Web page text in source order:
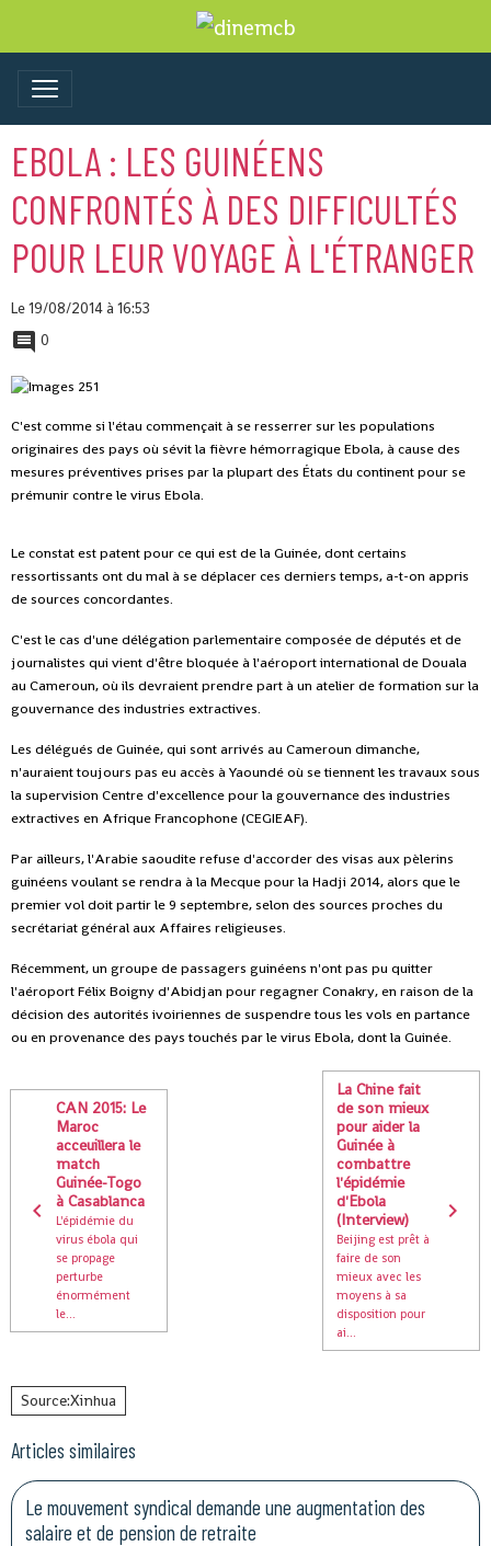
EBOLA : LES GUINÉENS
CONFRONTÉS À DES DIFFICULTÉS
POUR LEUR VOYAGE À L'ÉTRANGER
Le 19/08/2014à 16:53
0
C'est comme si l'étau commençait à se resserrer sur les populations
originaires des pays où sévit la fièvre hémorragique Ebola, à cause des
mesures préventives prises par la plupart des États du continent pour se
prémunir contre le virus Ebola.
Le constat est patent pour ce qui est de la Guinée, dont certains
ressortissants ont du mal à se déplacer ces derniers temps, a-t-on appris
de sources concordantes.
C'est le cas d'une délégation parlementaire composée de députés et de
journalistes qui vient d'être bloquée à l'aéroport international de Douala
au Cameroun, où ils devraient prendre part à un atelier de formation sur la
gouvernance des industries extractives.
Les délégués de Guinée, qui sont arrivés au Cameroun dimanche,
n'auraient toujours pas eu accès à Yaoundé où se tiennent les travaux sous
la supervision Centre d'excellence pour la gouvernance des industries
extractives en Afrique Francophone (CEGIEAF).
Par ailleurs, l'Arabie saoudite refuse d'accorder des visas aux pèlerins
guinéens voulant se rendra à la Mecque pour la Hadji 2014, alors que le
premier vol doit partir le 9 septembre, selon des sources proches du
secrétariat général aux Affaires religieuses.
Récemment, un groupe de passagers guinéens n'ont pas pu quitter
l'aéroport Félix Boigny d'Abidjan pour regagner Conakry, en raison de la
décision des autorités ivoiriennes de suspendre tous les vols en partance
ou en provenance des pays touchés par le virus Ebola, dont la Guinée.
CAN 2015: Le
Maroc
acceuillera le
match
Guinée-Togo
à Casablanca
L'épidémie du
virus ébola qui
se propage
perturbe
énormément
le...
La Chine fait
de son mieux
pour aider la
Guinée à
combattre
l'épidémie
d'Ebola
(Interview)
Beijing est prêt à
faire de son
mieux avec les
moyens à sa
disposition pour
ai...
Source:Xinhua
Articles similaires
Le mouvement syndical demande une augmentation des
salaire et de pension de retraite